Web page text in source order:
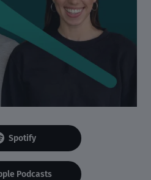
Spotify
Podcasts